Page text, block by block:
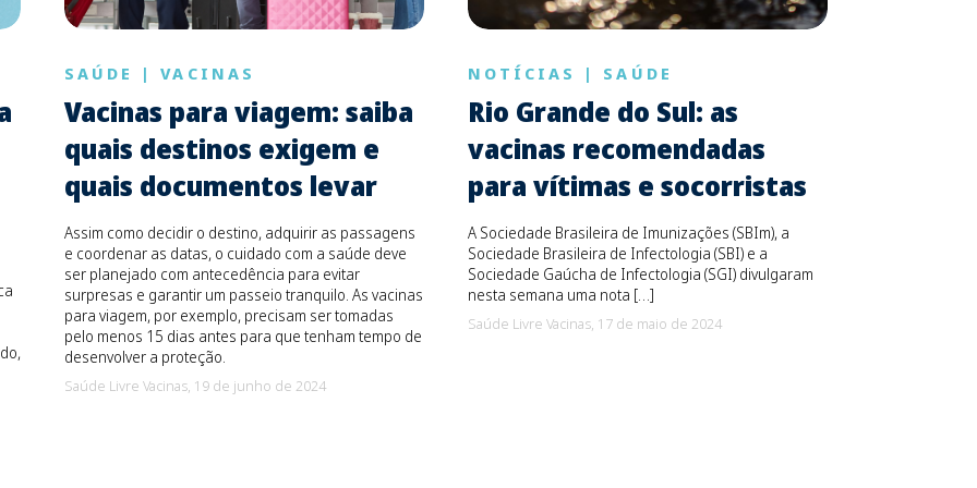
SAÚDE |VACINAS
Vacinas para viagem: saiba
quais destinos exigem e
quais documentos levar
Assim como decidir o destino, adquirir as passagens
e coordenar as datas, o cuidado com a saúde deve
ser planejado com antecedência para evitar
surpresas e garantir um passeio tranquilo. As vacinas
para viagem, por exemplo, precisam ser tomadas
pelo menos 15 dias antes para que tenham tempo de
desenvolver a proteção.
Saúde Livre Vacinas, 19 de junho de 2024
NOTÍCIAS | SAÚDE
Rio Grande do Sul: as
vacinas recomendadas
para vítimas e socorristas
A Sociedade Brasileira de Imunizações (SBIm), a
Sociedade Brasileira de Infectologia (SBI) e a
Sociedade Gaúcha de Infectologia (SGI) divulgaram
nesta semana uma nota […]
Saúde Livre Vacinas, 17 de maio de 2024